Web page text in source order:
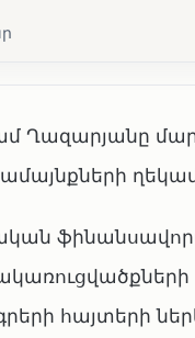
Ղազարյանը
հայտերի